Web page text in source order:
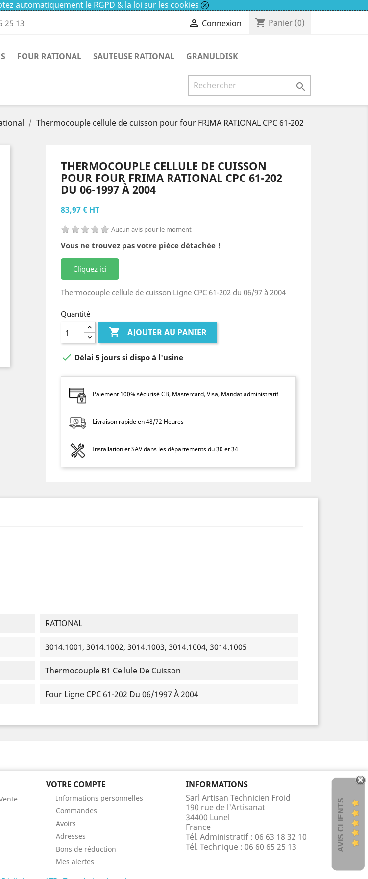
automatiquement le RGPD & la loi sur les cookies
25 13  Connexion shopping_cart Panier (0)
FOUR RATIONAL SAUTEUSE RATIONAL GRANULDISK

Thermocouple cellule de cuisson pour four FRIMA RATIONAL CPC 61-202
THERMOCOUPLE CELLULE DE CUISSON
POUR FOUR FRIMA RATIONAL CPC 61-202
DU 06-1997 À 2004
83,97 € HT
Aucun avis pour le moment
Vous ne trouvez pas votre pièce détachée !
Cliquez ici
Thermocouple cellule de cuisson Ligne CPC 61-202 du 06/97 à 2004
Quantité
 AJOUTER AU PANIER
 Délai 5 jours si dispo à l'usine
Paiement 100% sécurisé CB, Mastercard, Visa, Mandat administratif
Livraison rapide en 48/72 Heures
Installation et SAV dans les départements du 30 et 34
RATIONAL
3014.1001, 3014.1002, 3014.1003, 3014.1004, 3014.1005
Thermocouple B1 Cellule De Cuisson
Four Ligne CPC 61-202 Du 06/1997 À 2004
VOTRE COMPTE
Informations personnelles
Commandes
Avoirs
Adresses
Bons de réduction
Mes alertes
INFORMATIONS
Sarl Artisan Technicien Froid
190 rue de l'Artisanat
34400 Lunel
France
Tél. Administratif : 06 63 18 32 10
Tél. Technique : 06 60 65 25 13 AVIS CLIENTS